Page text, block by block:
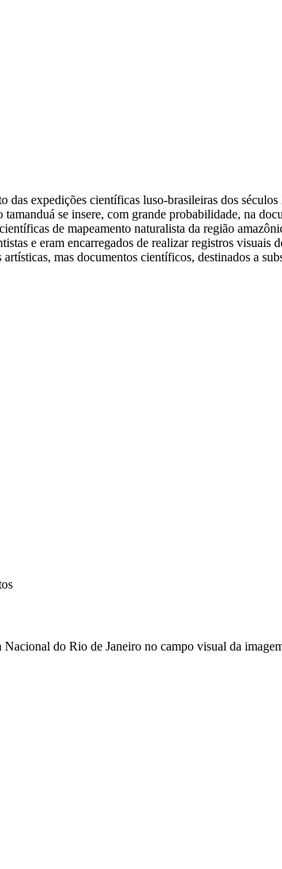
das expedições científicas luso-brasileiras dos
se insere, com grande probabilidade, na
de mapeamento naturalista da região
e eram encarregados de realizar registros visuais
mas documentos científicos, destinados a
do Rio de Janeiro no campo visual da